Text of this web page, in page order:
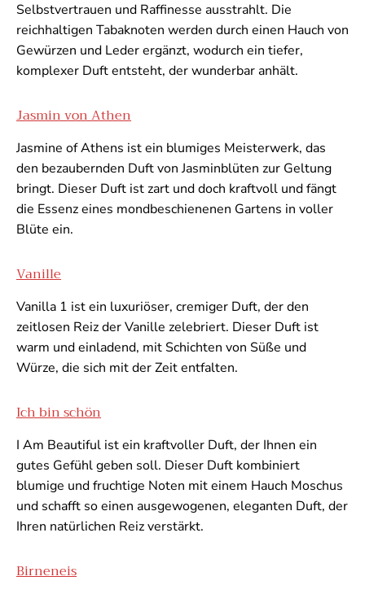
Selbstvertrauen und Raffinesse ausstrahlt. Die
reichhaltigen Tabaknoten werden durch einen Hauch von
Gewürzen und Leder ergänzt, wodurch ein tiefer,
komplexer Duft entsteht, der wunderbar anhält.
Jasmin von Athen
Jasmine of Athens ist ein blumiges Meisterwerk, das
den bezaubernden Duft von Jasminblüten zur Geltung
bringt. Dieser Duft ist zart und doch kraftvoll und fängt
die Essenz eines mondbeschienenen Gartens in voller
Blüte ein.
Vanille
Vanilla 1 ist ein luxuriöser, cremiger Duft, der den
zeitlosen Reiz der Vanille zelebriert. Dieser Duft ist
warm und einladend, mit Schichten von Süße und
Würze, die sich mit der Zeit entfalten.
Ich bin schön
I Am Beautiful ist ein kraftvoller Duft, der Ihnen ein
gutes Gefühl geben soll. Dieser Duft kombiniert
blumige und fruchtige Noten mit einem Hauch Moschus
und schafft so einen ausgewogenen, eleganten Duft, der
Ihren natürlichen Reiz verstärkt.
Birneneis